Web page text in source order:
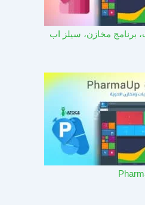
برنامج مخازن، سيلز اب